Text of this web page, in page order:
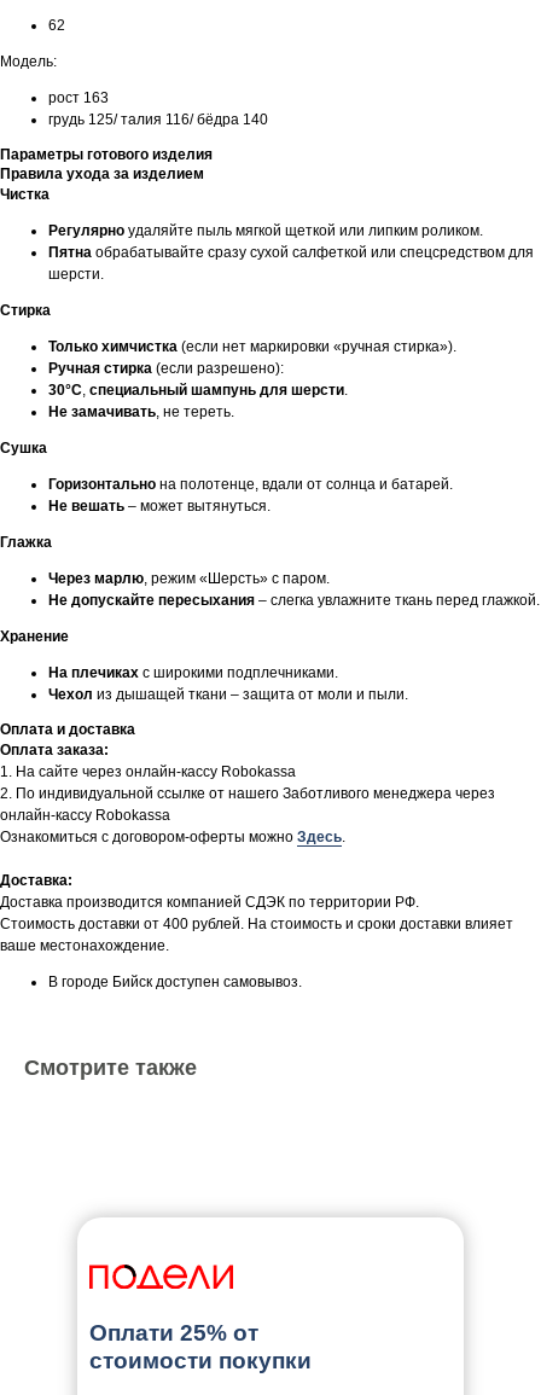
62
Модель:
рост 163
грудь 125/ талия 116/ бёдра 140
Параметры готового изделия
Правила ухода за изделием
Чистка
Регулярно удаляйте пыль мягкой щеткой или липким роликом.
Пятна обрабатывайте сразу сухой салфеткой или спецсредством для
шерсти.
Стирка
Только химчистка (если нет маркировки «ручная стирка»).
Ручная стирка (если разрешено):
30°C, специальный шампунь для шерсти.
Не замачивать, не тереть.
Сушка
Горизонтально на полотенце, вдали от солнца и батарей.
Не вешать – может вытянуться.
Глажка
Через марлю, режим «Шерсть» с паром.
Не допускайте пересыхания – слегка увлажните ткань перед глажкой.
Хранение
На плечиках с широкими подплечниками.
Чехол из дышащей ткани – защита от моли и пыли.
Оплата и доставка
Оплата заказа:
1. На сайте через онлайн-кассу Robokassa
2. По индивидуальной ссылке от нашего Заботливого менеджера через
онлайн-кассу Robokassa
Ознакомиться с договором-оферты можно Здесь.
Доставка:
Доставка производится компанией СДЭК по территории РФ.
Стоимость доставки от 400 рублей. На стоимость и сроки доставки влияет
ваше местонахождение.
В городе Бийск доступен самовывоз.
Смотрите также
Оплати 25% от
стоимости покупки